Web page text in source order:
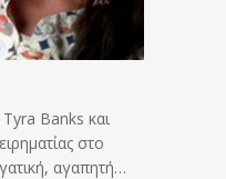
Banks και
στο
αγαπητή…